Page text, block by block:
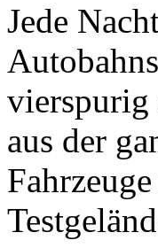
Jede
vierspurig
aus der